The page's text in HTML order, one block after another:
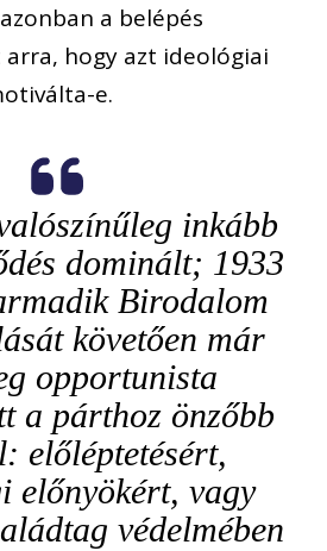
a belépés
hogy azt ideológiai
e.
inkább
dominált; 1933
Birodalom
követően már
opportunista
a párthoz önzőbb
előléptetésért,
előnyökért, vagy
védelmében